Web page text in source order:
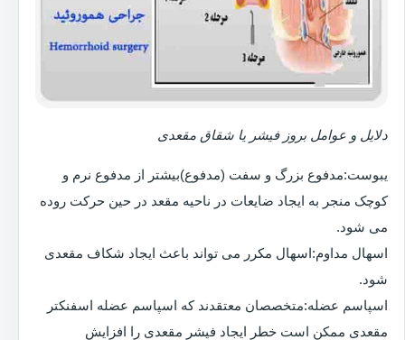
دلایل و عوامل بروز فیشر یا شقاق مقعدی
یبوست:مدفوع بزرگ و سفت (مدفوع)بیشتر از مدفوع نرم و
کوچک منجر به ایجاد ضایعات در ناحیه مقعد در حین حرکت روده
می شود.
اسهال مداوم:اسهال مکرر می تواند باعث ایجاد شکاف مقعدی
شود.
اسپاسم عضله:متخصصان معتقدند که اسپاسم عضله اسفنکتر
مقعدی ممکن است خطر ایجاد فیشر مقعدی را افزایش